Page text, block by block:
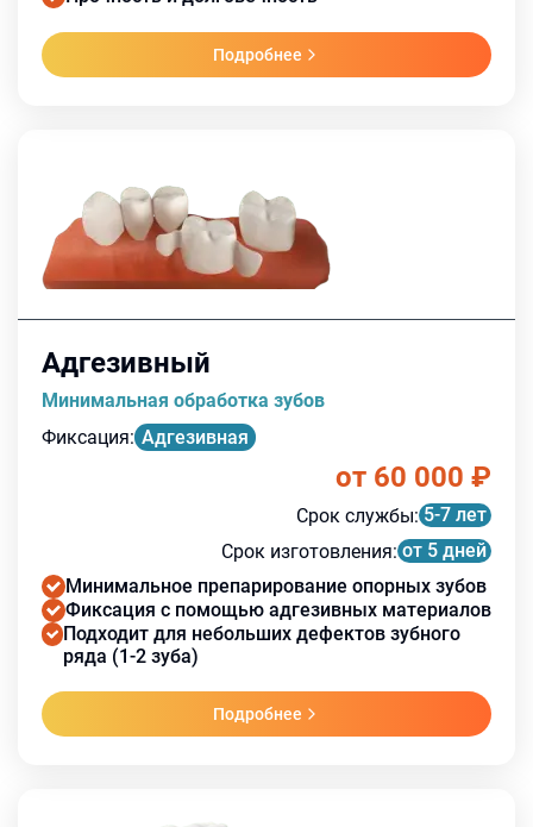
Подробнее
Адгезивный
Минимальная обработка зубов
Фиксация: Адгезивная
от 60 000 ₽
Срок службы: 5-7 лет
Срок изготовления: от 5 дней
Минимальное препарирование опорных зубов
Фиксация с помощью адгезивных материалов
Подходит для небольших дефектов зубного
ряда (1-2 зуба)
Подробнее